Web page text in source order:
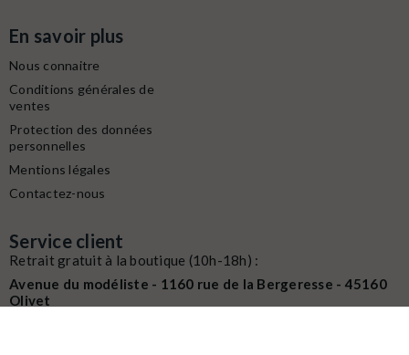
En savoir plus
Nous connaitre
Conditions générales de
ventes
Protection des données
personnelles
Mentions légales
Contactez-nous
Service client
Retrait gratuit à la boutique (10h-18h) :
Avenue du modéliste - 1160 rue de la Bergeresse - 45160
Olivet